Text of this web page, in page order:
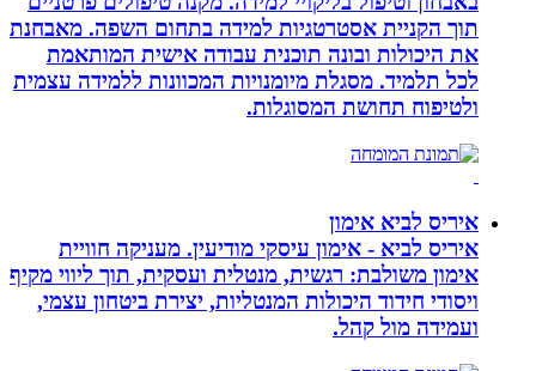
תוך הקניית אסטרטגיות למידה בתחום השפה. מאבחנת
את היכולות ובונה תוכנית עבודה אישית המותאמת
לכל תלמיד. מסגלת מיומנויות המכוונות ללמידה עצמית
ולטיפוח תחושת המסוגלות.
איריס לביא אימון
איריס לביא - אימון עיסקי מודיעין. מעניקה חוויית
אימון משולבת: רגשית, מנטלית ועסקית, תוך ליווי מקיף
ויסודי חידוד היכולות המנטליות, יצירת ביטחון עצמי,
ועמידה מול קהל.